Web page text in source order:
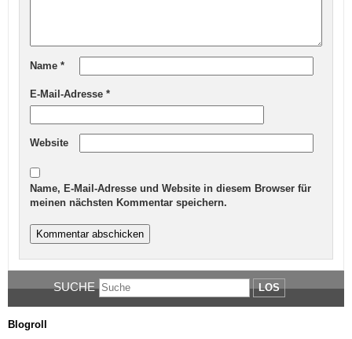
Name *
E-Mail-Adresse *
Website
Name, E-Mail-Adresse und Website in diesem Browser für
meinen nächsten Kommentar speichern.
SUCHE LOS
Blogroll